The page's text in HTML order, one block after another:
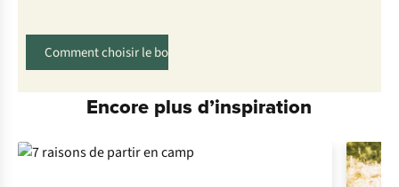
Comment choisir le bon sac de couchage pour votre enfant
Encore plus d’inspiration